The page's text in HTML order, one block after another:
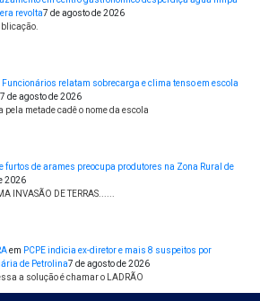
revolta7 de agosto de 2026
Funcionários relatam sobrecarga e clima tenso em escola
7 de agosto de 2026
pela metade cadê o nome da escola
furtos de arames preocupa produtores na Zona Rural de
2026
INVASÃO DE TERRAS......
em PCPE indicia ex-diretor e mais 8 suspeitos por
de Petrolina7 de agosto de 2026
a solução é chamar o LADRÃO